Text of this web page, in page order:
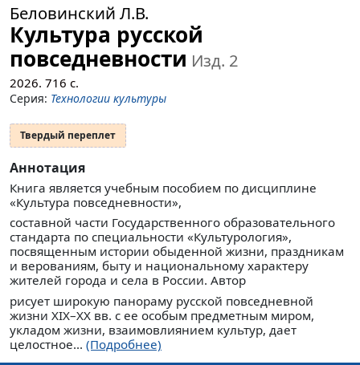
Беловинский Л.В.
Культура русской
повседневности Изд. 2
2026. 716 с.
Серия: Технологии культуры
Твердый переплет
Аннотация
Книга является учебным пособием по дисциплине
«Культура повседневности»,
составной части Государственного образовательного
стандарта по специальности «Культурология»,
посвященным истории обыденной жизни, праздникам
и верованиям, быту и национальному характеру
жителей города и села в России. Автор
рисует широкую панораму русской повседневной
жизни XIX–XX вв. с ее особым предметным миром,
укладом жизни, взаимовлиянием культур, дает
целостное... (Подробнее)